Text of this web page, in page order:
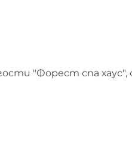
"Форест спа хаус",